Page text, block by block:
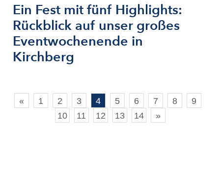
Ein Fest mit fünf Highlights:
Rückblick auf unser großes
Eventwochenende in
Kirchberg
« 1 2 3 4 5 6 7 8
9
10
11 12 13 14 »